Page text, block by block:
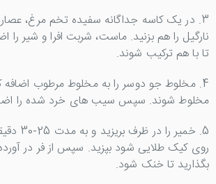
3. در یک کاسه جداگانه سفیده تخم مرغ،
نارگیل را هم بزنید. ماست، شربت افرا و شیر را
تا با هم ترکیب شوند.
4. مخلوط جو دوسر را به مخلوط مرطوب اضافه
مخلوط شوند. سپس سیب های خرد شده را
5. خمیر
روی کیک طلایی شود بپزید. سپس از فر در
بگذارید تا خنک شود.